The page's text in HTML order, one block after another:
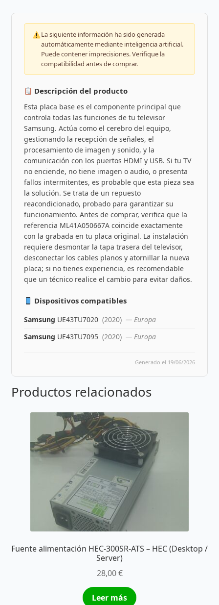
La siguiente información ha sido generada
automáticamente mediante inteligencia artificial.
Puede contener imprecisiones. Verifique la
compatibilidad antes de comprar.
Descripción del producto
Esta placa base es el componente principal que
controla todas las funciones de tu televisor
Samsung. Actúa como el cerebro del equipo,
gestionando la recepción de señales, el
procesamiento de imagen y sonido, y la
comunicación con los puertos HDMI y USB. Si tu TV
no enciende, no tiene imagen o audio, o presenta
fallos intermitentes, es probable que esta pieza sea
la solución. Se trata de un repuesto
reacondicionado, probado para garantizar su
funcionamiento. Antes de comprar, verifica que la
referencia ML41A050667A coincide exactamente
con la grabada en tu placa original. La instalación
requiere desmontar la tapa trasera del televisor,
desconectar los cables planos y atornillar la nueva
placa; si no tienes experiencia, es recomendable
que un técnico realice el cambio para evitar daños.
Dispositivos compatibles
Samsung UE43TU7020 (2020) — Europa
Samsung UE43TU7095 (2020) — Europa
Generado el 19/06/2026
Productos relacionados
Fuente alimentación HEC-300SR-ATS – HEC (Desktop /
Server)
28,00€
Leer más